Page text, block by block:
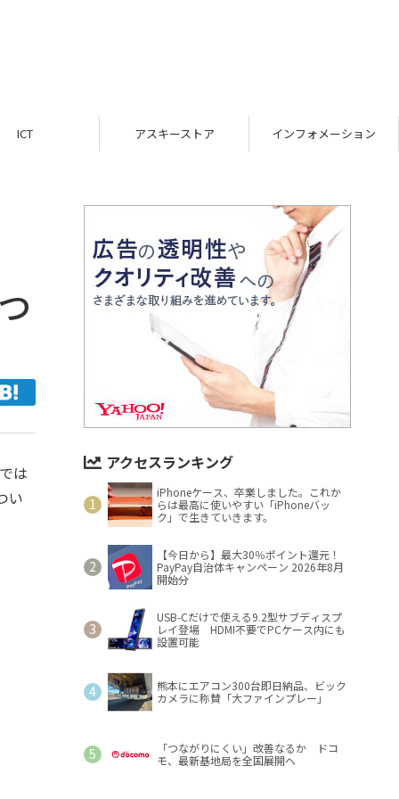
ICT アスキーストア インフォメーション
は
い
アクセスランキング
iPhoneケース、卒業しました。これか
らは最高に使いやすい「iPhoneバッ
ク」で生きていきます。
【今日から】最大30％ポイント還元！
PayPay自治体キャンペーン 2026年8月
開始分
USB-Cだけで使える9.2型サブディスプ
レイ登場 HDMI不要でPCケース内にも
設置可能
熊本にエアコン300台即日納品、ビック
カメラに称賛「大ファインプレー」
「つながりにくい」改善なるか ドコ
モ、最新基地局を全国展開へ